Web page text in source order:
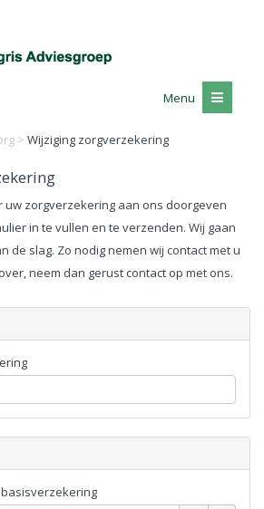
Menu
> Wijziging zorgverzekering